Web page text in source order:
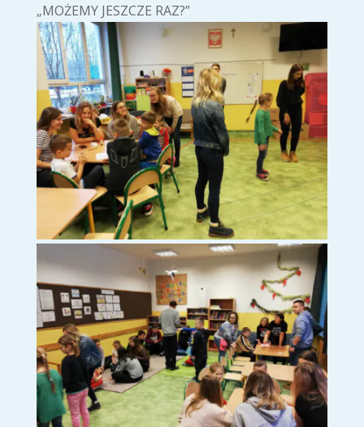
„MOŻEMY JESZCZE RAZ?”